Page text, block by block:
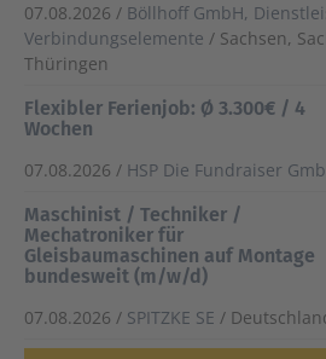
07.08.2026 / Böllhoff GmbH,
Verbindungselemente / Sachsen,
Thüringen
Flexibler Ferienjob: Ø 3.300€ / 4
Wochen
07.08.2026 / HSP Die Fundraiser
Maschinist / Techniker /
Mechatroniker für
Gleisbaumaschinen auf Montage
bundesweit (m/w/d)
07.08.2026 / SPITZKE SE /